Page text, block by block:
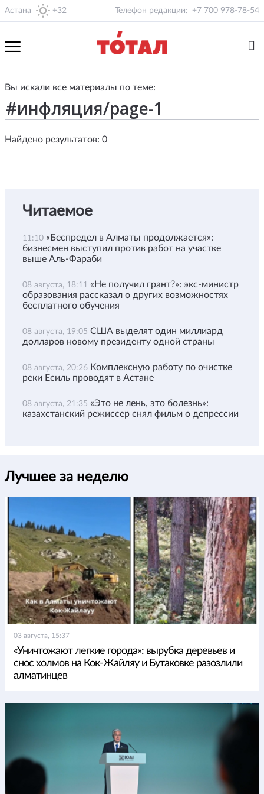
Астана +32 Телефон редакции: +7 700 978-78-54
Вы искали все материалы по теме:
Найдено результатов: 0
Читаемое
11:10 «Беспредел в Алматы продолжается»:
бизнесмен выступил против работ на участке
выше Аль-Фараби
08 августа, 18:11 «Не получил грант?»: экс-министр
образования рассказал о других возможностях
бесплатного обучения
08 августа, 19:05 США выделят один миллиард
долларов новому президенту одной страны
08 августа, 20:26 Комплексную работу по очистке
реки Есиль проводят в Астане
08 августа, 21:35 «Это не лень, это болезнь»:
казахстанский режиссер снял фильм о депрессии
Лучшее за неделю
03 августа, 15:37
«Уничтожают легкие города»: вырубка деревьев и
снос холмов на Кок-Жайляу и Бутаковке разозлили
алматинцев